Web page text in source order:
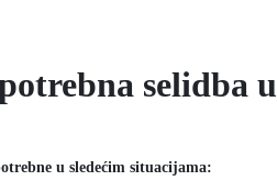
selidba u
u sledećim situacijama: